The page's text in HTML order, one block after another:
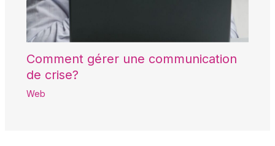
Comment gérer une communication
de crise?
Web